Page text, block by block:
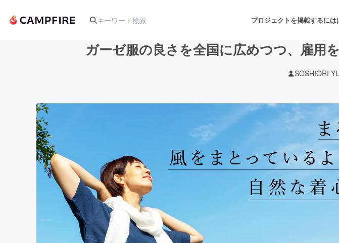
プロジェクトを掲載するには
テクノロジー・ガジェット ゲーム・サービス開発
映像・映画 書籍・雑誌出版
ビジネス・起業
まちづくり・地域活性化
ガーゼ服の良さを全国に広めつつ、雇用
SOSHIORI